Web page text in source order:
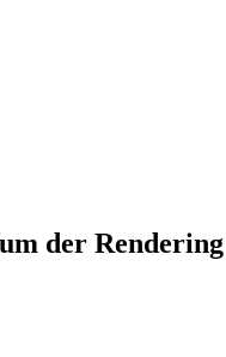
der